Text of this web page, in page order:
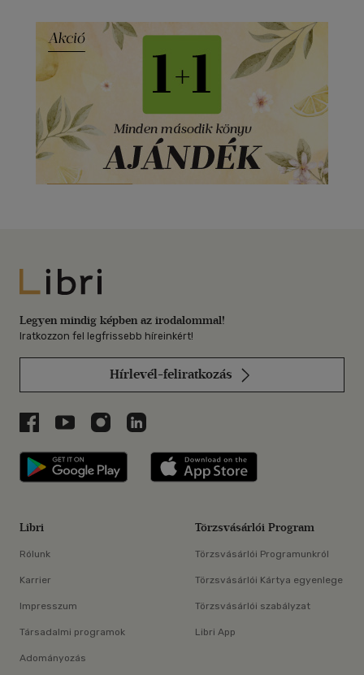
Libri
Legyen mindig képben az irodalommal!
Iratkozzon fel legfrissebb híreinkért!
Hírlevél-feliratkozás
Libri a Facebookon
Libri a Youtube-on
Libri az Instagramon
Libri a LinkedInen
Libri applikáció Szerezd meg: Google
Libri
Rólunk
Karrier
Impresszum
Társadalmi programok
Adományozás
Törzsvásárlói Program
Törzsvásárlói Programunkról
Törzsvásárlói Kártya egyenlege
Törzsvásárlói szabályzat
Libri App